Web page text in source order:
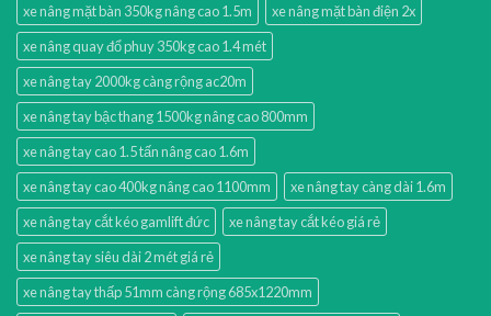
xe nâng mặt bàn 350kg nâng cao 1.5m
xe nâng mặt bàn điện 2x
xe nâng quay đổ phuy 350kg cao 1.4 mét
xe nâng tay 2000kg càng rộng ac20m
xe nâng tay bậc thang 1500kg nâng cao 800mm
xe nâng tay cao 1.5 tấn nâng cao 1.6m
xe nâng tay cao 400kg nâng cao 1100mm
xe nâng tay càng dài 1.6m
xe nâng tay cắt kéo gamlift đức
xe nâng tay cắt kéo giá rẻ
xe nâng tay siêu dài 2 mét giá rẻ
xe nâng tay thấp 51mm càng rộng 685x1220mm